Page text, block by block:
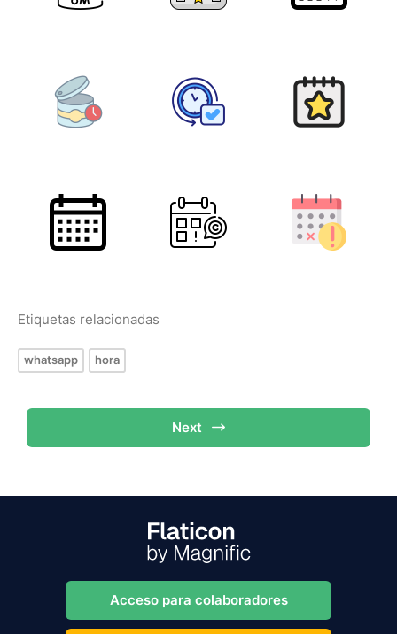
Etiquetas relacionadas
whatsapp hora
Next
Acceso para colaboradores